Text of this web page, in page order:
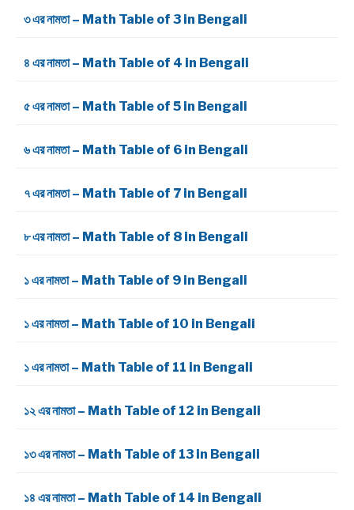
৩ এর নামতা – Math Table of 3 in Bengali
৪ এর নামতা – Math Table of 4 in Bengali
৫ এর নামতা – Math Table of 5 in Bengali
৬ এর নামতা – Math Table of 6 in Bengali
৭ এর নামতা – Math Table of 7 in Bengali
৮ এর নামতা – Math Table of 8 in Bengali
১ এর নামতা – Math Table of 9 in Bengali
১ এর নামতা – Math Table of 10 in Bengali
১ এর নামতা – Math Table of 11 in Bengali
১২ এর নামতা – Math Table of 12 in Bengali
১৩ এর নামতা – Math Table of 13 in Bengali
১৪ এর নামতা – Math Table of 14 in Bengali